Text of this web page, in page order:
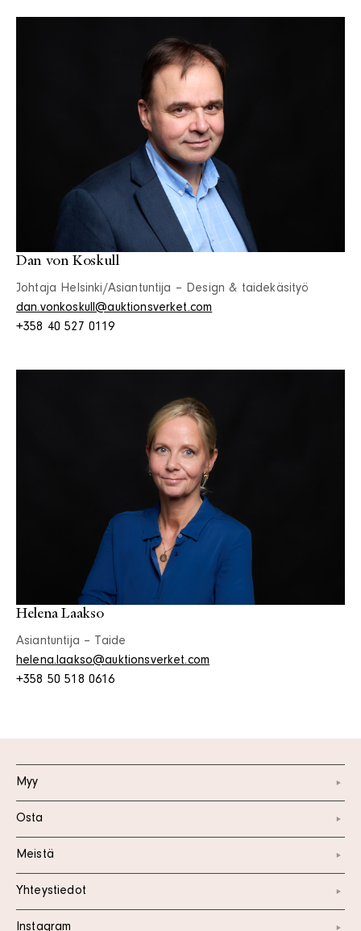
Dan von Koskull
Johtaja Helsinki/Asiantuntija – Design & taidekäsityö
dan.vonkoskull@auktionsverket.com
+358 40 527 0119
Helena Laakso
Asiantuntija – Taide
helena.laakso@auktionsverket.com
+358 50 518 0616
Myy
Osta
Meistä
Yhteystiedot
Instagram